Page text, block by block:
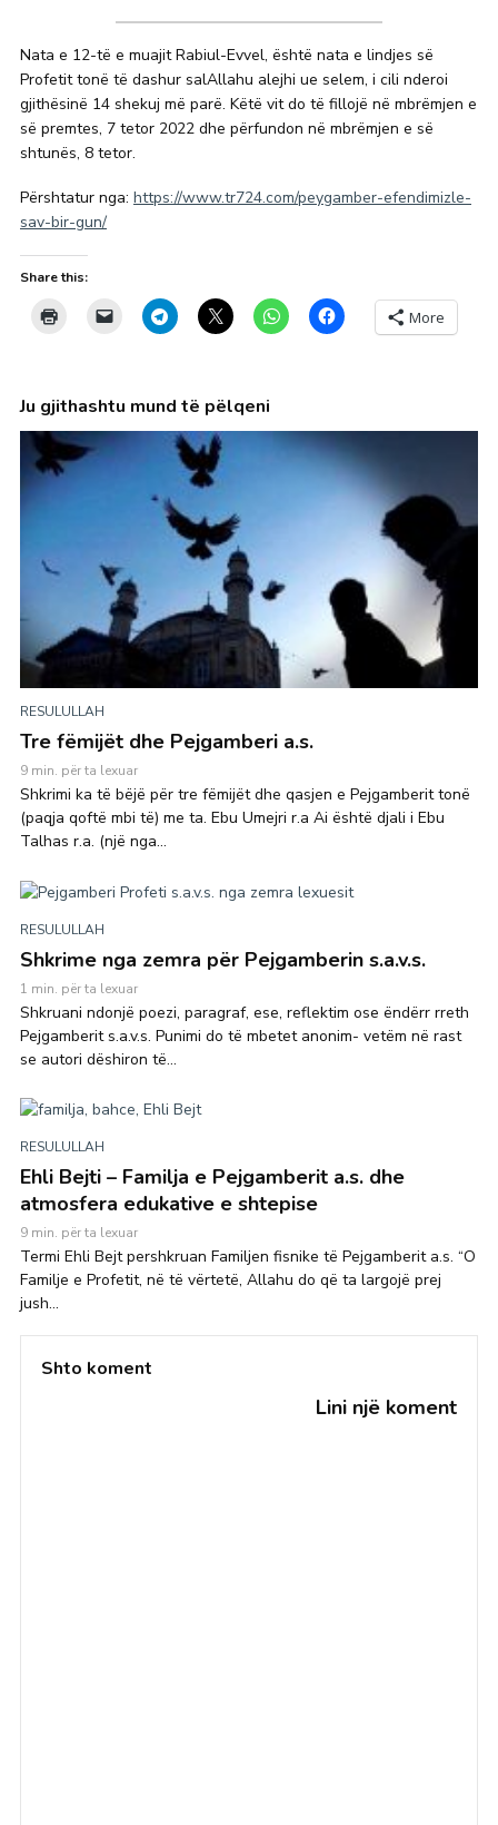
Nata e 12-të e muajit Rabiul-Evvel, është nata e lindjes së
Profetit tonë të dashur salAllahu alejhi ue selem, i cili nderoi
gjithësinë 14 shekuj më parë. Këtë vit do të fillojë në mbrëmjen e
së premtes, 7 tetor 2022 dhe përfundon në mbrëmjen e së
shtunës, 8 tetor.
Përshtatur nga: https://www.tr724.com/peygamber-efendimizle-
sav-bir-gun/
Share this:
More
Ju gjithashtu mund të pëlqeni
RESULULLAH
Tre fëmijët dhe Pejgamberi a.s.
9 min. për ta lexuar
Shkrimi ka të bëjë për tre fëmijët dhe qasjen e Pejgamberit tonë
(paqja qoftë mbi të) me ta. Ebu Umejri r.a Ai është djali i Ebu
Talhas r.a. (një nga...
RESULULLAH
Shkrime nga zemra për Pejgamberin s.a.v.s.
1 min. për ta lexuar
Shkruani ndonjë poezi, paragraf, ese, reflektim ose ëndërr rreth
Pejgamberit s.a.v.s. Punimi do të mbetet anonim- vetëm në rast
se autori dëshiron të...
RESULULLAH
Ehli Bejti – Familja e Pejgamberit a.s. dhe
atmosfera edukative e shtepise
9 min. për ta lexuar
Termi Ehli Bejt pershkruan Familjen fisnike të Pejgamberit a.s. “O
Familje e Profetit, në të vërtetë, Allahu do që ta largojë prej
jush...
Shto koment
Lini një koment